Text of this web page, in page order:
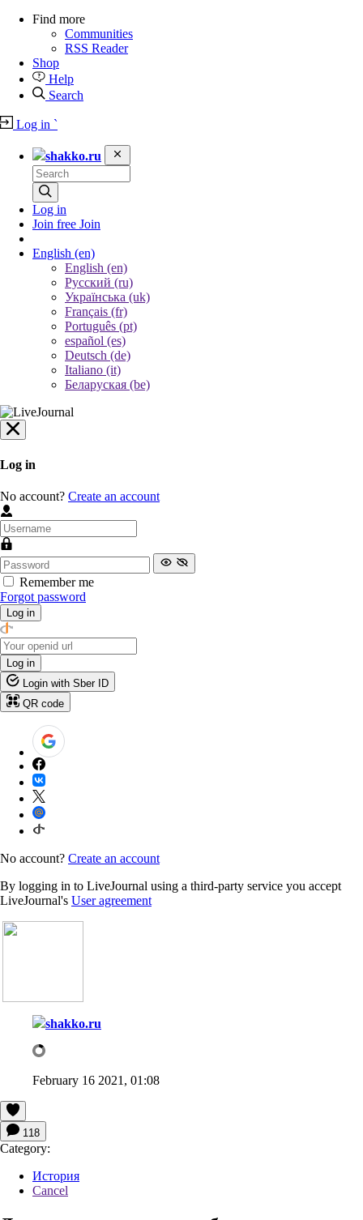
Find more
Communities
RSS Reader
Shop
Help
Search
Log in `
shakko.ru
Log in
Join free Join
English (en)
English (en)
Русский (ru)
Українська (uk)
Français (fr)
Português (pt)
español (es)
Deutsch (de)
Italiano (it)
Беларуская (be)
Log in
No account? Create an account
Remember me
Forgot password
Log in
Log in
Login with Sber ID
QR code
No account? Create an account
By logging in to LiveJournal using a third-party service you accept
LiveJournal's User agreement
shakko.ru
February 16 2021, 01:08
118
Category:
История
Cancel